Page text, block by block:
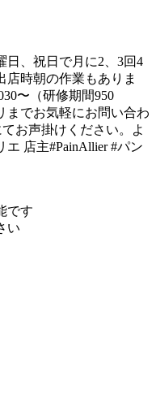
日、祝日で月に2、3回4
店時朝の作業もありま
〜（研修期間950
までお気軽にお問い合わ
お声掛けください。よ
店主#PainAllier #パン
です
い